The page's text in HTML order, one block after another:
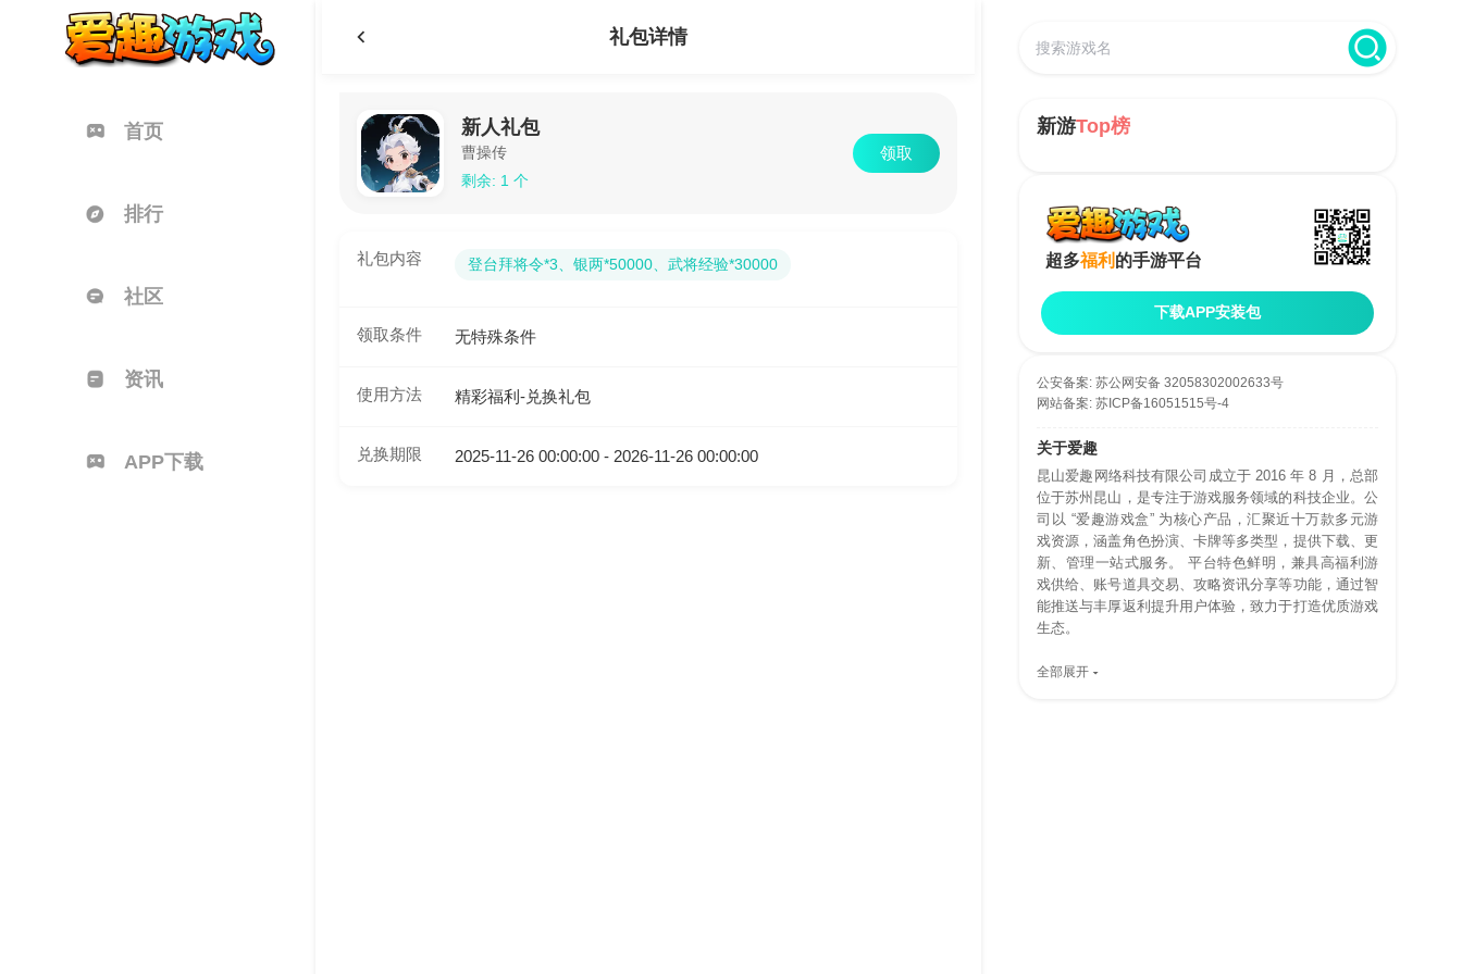
首页
排行
社区
资讯
APP下载
礼包详情
新人礼包
曹操传
剩余: 1 个
领取
礼包内容 登台拜将令*3、银两*50000、武将经验*30000
领取条件 无特殊条件
使用方法 精彩福利-兑换礼包
兑换期限 2025-11-26 00:00:00 - 2026-11-26 00:00:00
新游Top榜
超多福利 的手游平台
下载APP安装包
公安备案: 苏公网安备 32058302002633号
网站备案: 苏ICP备16051515号-4
关于爱趣
昆山爱趣网络科技有限公司成立于 2016 年 8 月，总部
位于苏州昆山，是专注于游戏服务领域的科技企业。公
司以 “爱趣游戏盒” 为核心产品，汇聚近十万款多元游
戏资源，涵盖角色扮演、卡牌等多类型，提供下载、更
新、管理一站式服务。 平台特色鲜明，兼具高福利游
戏供给、账号道具交易、攻略资讯分享等功能，通过智
能推送与丰厚返利提升用户体验，致力于打造优质游戏
生态。
全部展开